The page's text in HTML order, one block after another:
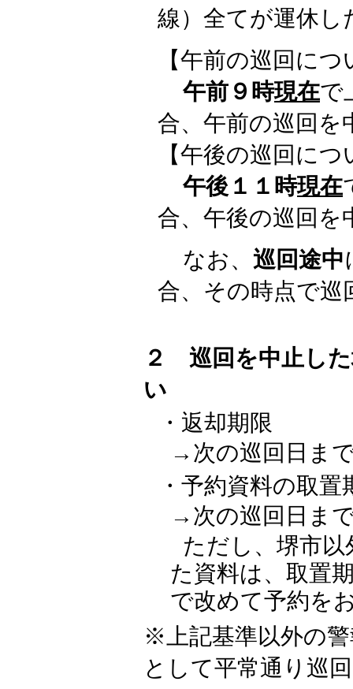
線）全てが運休し
【午前の巡回につ
午前９時現在で
合、午前の巡回を
【午後の巡回につ
午後１１時現在
合、午後の巡回を
なお、 巡回途中
合、その時点で巡
２ 巡回を中止し
い
・返却期限
→次の巡回日ま
・予約資料の取置
→次の巡回日ま
ただし、堺市
た資料は、取置
で改めて予約を
※上記基準以外の
として平常通り巡